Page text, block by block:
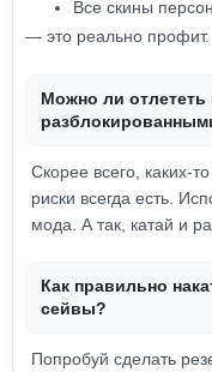
Все скины
— это реально профит.
Можно ли
Скорее всего, каких-
риски всегда есть.
мода. А так, катай и
Как правильно
сейвы?
Попробуй сделать